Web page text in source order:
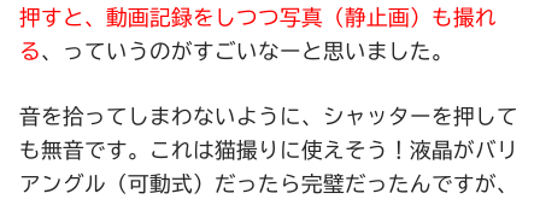
押すと、動画記録をしつつ写真（静止画）も撮れ
る、っていうのがすごいなーと思いました。
音を拾ってしまわないように、シャッターを押して
も無音です。これは猫撮りに使えそう！液晶がバリ
アングル（可動式）だったら完璧だったんですが、